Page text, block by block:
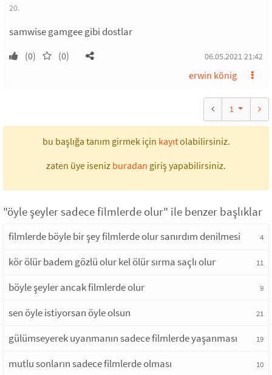
20.
samwise gamgee gibi dostlar
(0) (0) 06.05.2021 21:42
erwin könig
1
bu başlığa tanım girmek için kayıtolabilirsiniz.
zaten üye iseniz buradan giriş yapabilirsiniz.
"öyle şeyler sadece filmlerde olur" ile benzer başlıklar
filmlerde böyle bir şey filmlerde olur sanırdım denilmesi 4
kör ölür badem gözlü olur kel ölür sırma saçlı olur 11
böyle şeyler ancak filmlerde olur 9
sen öyle istiyorsan öyle olsun 21
gülümseyerek uyanmanın sadece filmlerde yaşanması 19
mutlu sonların sadece filmlerde olması 10